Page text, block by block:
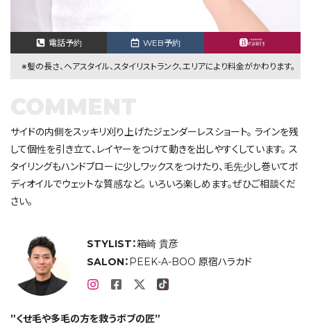
電話予約 WEB予約
※髪の長さ、ヘアスタイル、スタイリストランク、エリアにより料金がかわります。
STYLIST：箱崎 貴彦
SALON： PEEK-A-BOO 原宿ハラカド
”くせ毛や多毛の方を救うボブの匠”
サイドの内側をスッキリ刈り上げたジェンダーレスショート。 ラインを残
して個性を引き立て、レイヤーをつけて動きを出しやすくしています。 ス
タイリングもハンドブローに少しワックスをつけたり、毛先少し巻いてボ
ディオイルでウェットな質感など。 いろいろ楽しめます。ぜひご相談くだ
さい。